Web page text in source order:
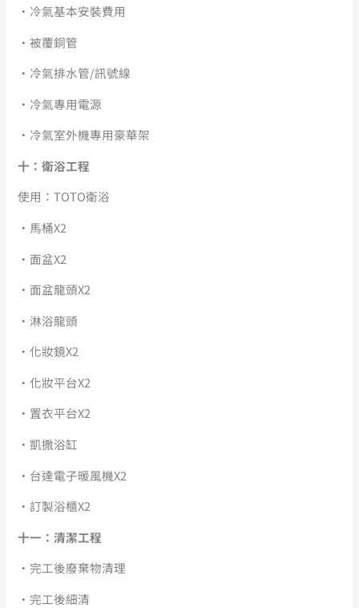
・冷氣基本安裝費用
・被覆銅管
・冷氣排水管/訊號線
・冷氣專用電源
・冷氣室外機專用豪華架
十：衛浴工程
使用：TOTO衛浴
・馬桶X2
・面盆X2
・面盆龍頭X2
・淋浴龍頭
・化妝鏡X2
・化妝平台X2
・置衣平台X2
・凱撒浴缸
・台達電子暖風機X2
・訂製浴櫃X2
十一：清潔工程
・完工後廢棄物清理
・完工後細清